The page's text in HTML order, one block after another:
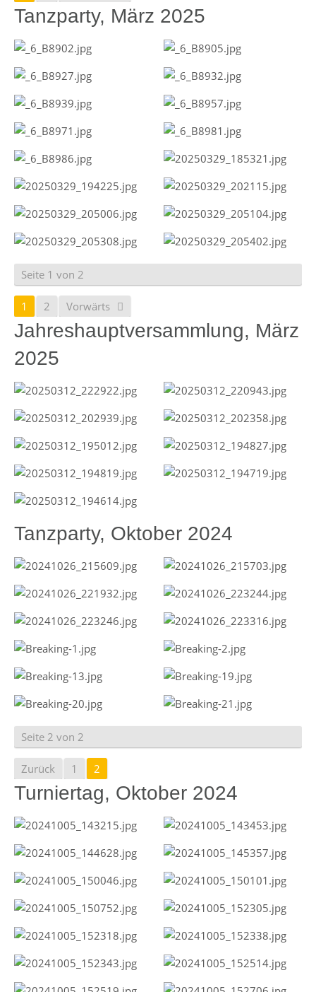
Tanzparty, März 2025
Seite 1 von 2
1 2 Vorwärts
Jahreshauptversammlung, März
2025
Tanzparty, Oktober 2024
Seite 2 von 2
Zurück 1 2
Turniertag, Oktober 2024